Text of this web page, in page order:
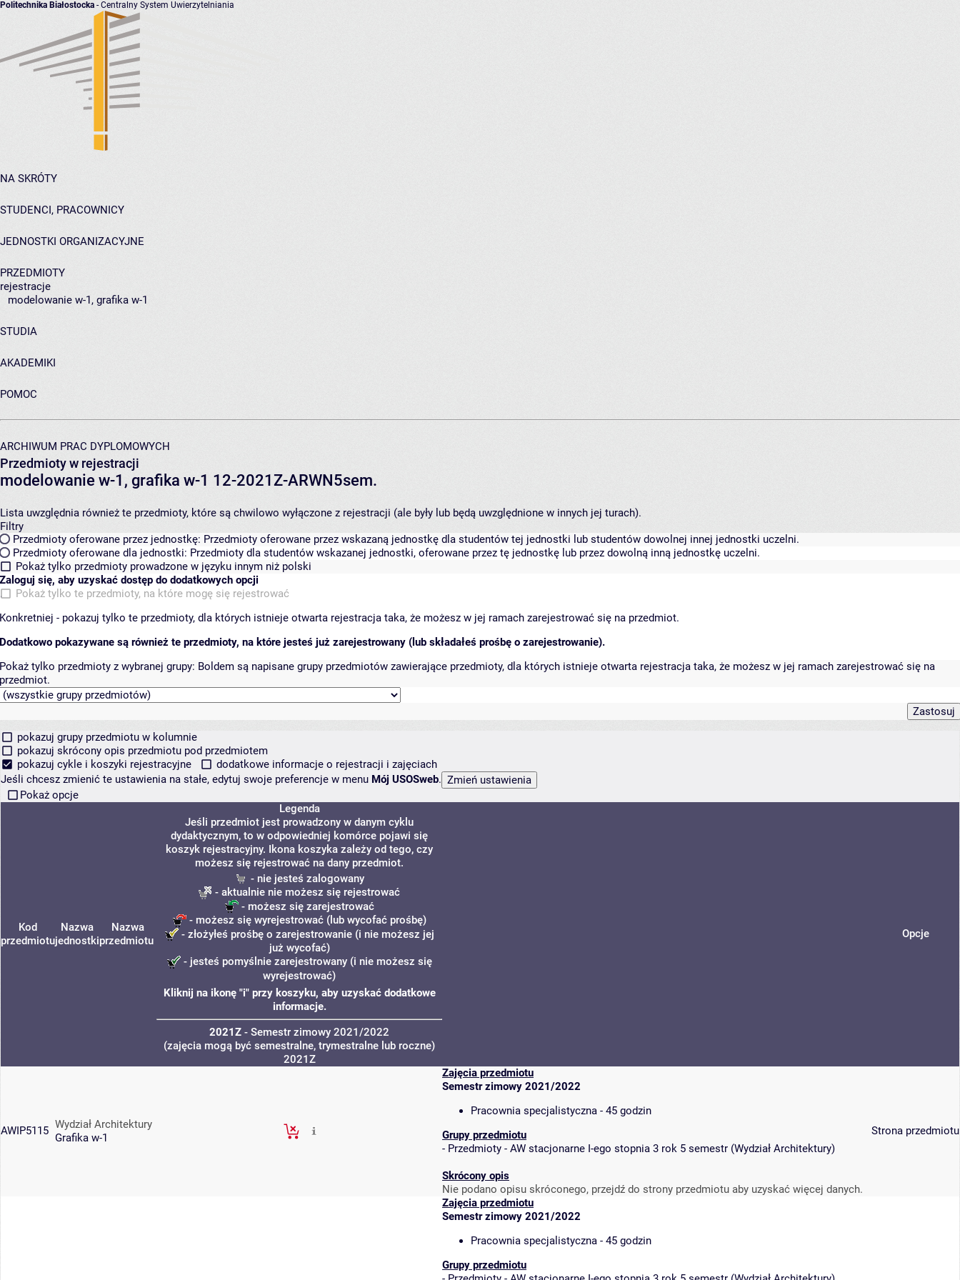
Politechnika Białostocka - Centralny System Uwierzytelniania
NA SKRÓTY
STUDENCI, PRACOWNICY
JEDNOSTKI ORGANIZACYJNE
PRZEDMIOTY
rejestracje
modelowanie w-1, grafika w-1
STUDIA
AKADEMIKI
POMOC
ARCHIWUM PRAC DYPLOMOWYCH
Przedmioty w rejestracji
modelowanie w-1, grafika w-1 12-2021Z-ARWN5sem.
Lista uwzględnia również te przedmioty, które są chwilowo wyłączone z rejestracji (ale były lub będą uwzględnione w innych jej turach).
Filtry
Przedmioty oferowane przez jednostkę: Przedmioty oferowane przez wskazaną jednostkę dla studentów tej jednostki lub studentów dowolnej innej jednostki uczelni.
Przedmioty oferowane dla jednostki: Przedmioty dla studentów wskazanej jednostki, oferowane przez tę jednostkę lub przez dowolną inną jednostkę uczelni.
Pokaż tylko przedmioty prowadzone w języku innym niż polski
Zaloguj się, aby uzyskać dostęp do dodatkowych opcji
Pokaż tylko te przedmioty, na które mogę się rejestrować
Konkretniej - pokazuj tylko te przedmioty, dla których istnieje otwarta rejestracja taka, że możesz w jej ramach zarejestrować się na przedmiot.
Dodatkowo pokazywane są również te przedmioty, na które jesteś już zarejestrowany (lub składałeś prośbę o zarejestrowanie).
Pokaż tylko przedmioty z wybranej grupy: Boldem są napisane grupy przedmiotów zawierające przedmioty, dla których istnieje otwarta rejestracja taka, że możesz w jej ramach zarejestrować się na
przedmiot.
pokazuj grupy przedmiotu w kolumnie
pokazuj skrócony opis przedmiotu pod przedmiotem
pokazuj cykle i koszyki rejestracyjne
dodatkowe informacje o rejestracji i zajęciach
Jeśli chcesz zmienić te ustawienia na stałe, edytuj swoje preferencje w menu Mój USOSweb.
Pokaż opcje
Kod
przedmiotu
Nazwa
jednostki
Nazwa
przedmiotu
Legenda
Jeśli przedmiot jest prowadzony w danym cyklu
dydaktycznym, to w odpowiedniej komórce pojawi się
koszyk rejestracyjny. Ikona koszyka zależy od tego, czy
możesz się rejestrować na dany przedmiot.
- nie jesteś zalogowany
- aktualnie nie możesz się rejestrować
- możesz się zarejestrować
- możesz się wyrejestrować (lub wycofać prośbę)
- złożyłeś prośbę o zarejestrowanie (i nie możesz jej
już wycofać)
- jesteś pomyślnie zarejestrowany (i nie możesz się
wyrejestrować)
Kliknij na ikonę "i" przy koszyku, aby uzyskać dodatkowe
informacje.
2021Z - Semestr zimowy 2021/2022
(zajęcia mogą być semestralne, trymestralne lub roczne)
Opcje
2021Z
AWIP5115 Wydział Architektury
Grafika w-1
Zajęcia przedmiotu
Semestr zimowy 2021/2022
Pracownia specjalistyczna - 45 godzin
Grupy przedmiotu
- Przedmioty - AW stacjonarne I-ego stopnia 3 rok 5 semestr (Wydział Architektury)
Skrócony opis
Nie podano opisu skróconego, przejdź do strony przedmiotu aby uzyskać więcej danych.
Strona przedmiotu
Zajęcia przedmiotu
Semestr zimowy 2021/2022
Pracownia specjalistyczna - 45 godzin
Grupy przedmiotu